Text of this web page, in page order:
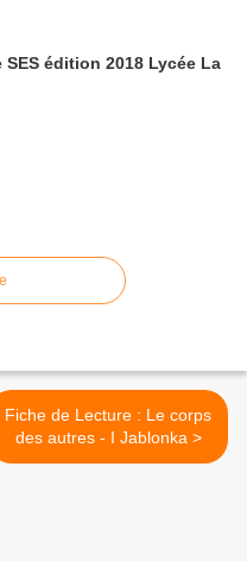
édition 2018 Lycée La
Fiche de Lecture : Le corps
des autres - I Jablonka >